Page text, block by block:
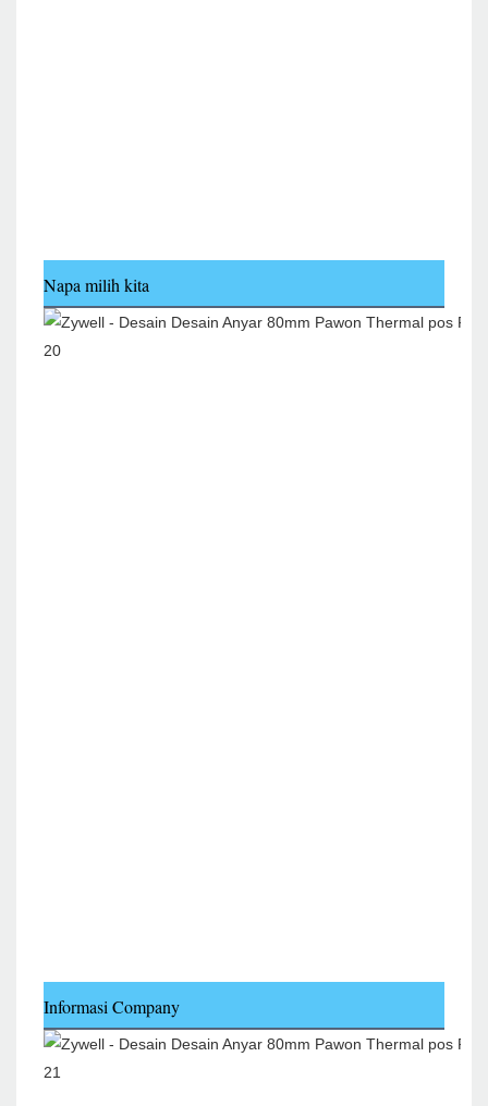
Napa milih kita
Informasi Company